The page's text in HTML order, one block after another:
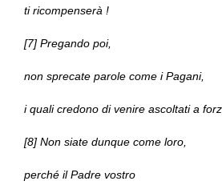
ti ricompenserà !
[7] Pregando poi,
non sprecate parole come i Pagani,
i quali credono di venire ascoltati a
[8] Non siate dunque come loro,
perché il Padre vostro